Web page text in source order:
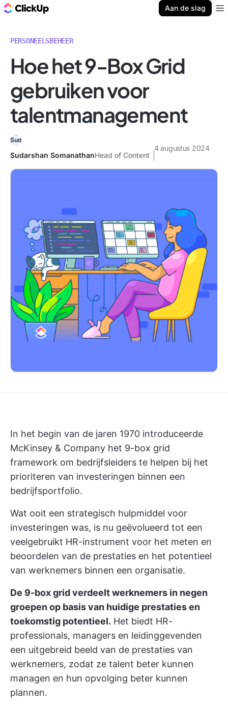
Aan de slag
PERSONEELSBEHEER
Hoe het 9-Box Grid
gebruiken voor
talentmanagement
Sudarshan SomanathanHead of Content
4 augustus 2024
In het begin van de jaren 1970 introduceerde
McKinsey & Company het 9-box grid
framework om bedrijfsleiders te helpen bij het
prioriteren van investeringen binnen een
bedrijfsportfolio.
Wat ooit een strategisch hulpmiddel voor
investeringen was, is nu geëvolueerd tot een
veelgebruikt HR-instrument voor het meten en
beoordelen van de prestaties en het potentieel
van werknemers binnen een organisatie.
De 9-box grid verdeelt werknemers in negen
groepen op basis van huidige prestaties en
toekomstig potentieel. Het biedt HR-
professionals, managers en leidinggevenden
een uitgebreid beeld van de prestaties van
werknemers, zodat ze talent beter kunnen
managen en hun opvolging beter kunnen
plannen.